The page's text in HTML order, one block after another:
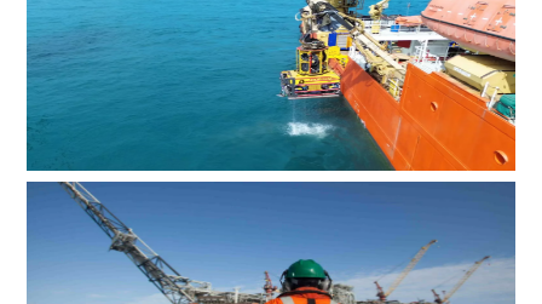
辉固深水ROV服务助力印度海上钻井作业